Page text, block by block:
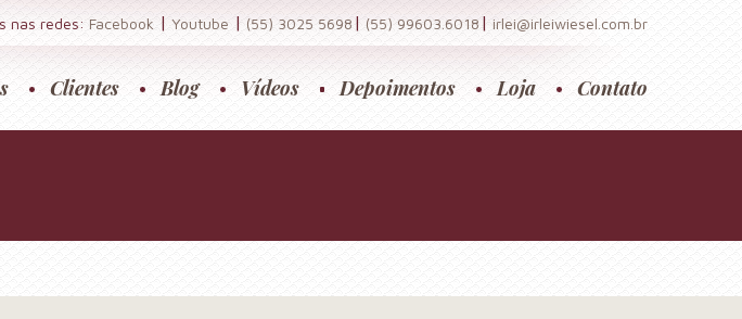
nas redes: Facebook | Youtube | (55) 3025 5698 | (55) 99603.6018| irlei@irleiwiesel.com.br
Clientes Blog Vídeos Depoimentos Loja Contato